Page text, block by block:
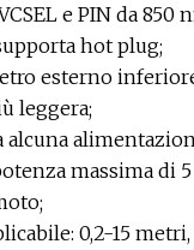
e PIN da 850
hot plug;
esterno
leggera;
massima di 5
0,2-15